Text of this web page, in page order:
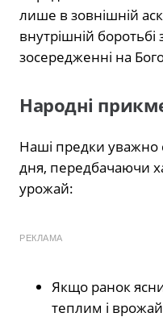
лише в зовнішній
внутрішній боротьбі
зосередженні на
Народні
Наші предки уважно
дня, передбачаючи
урожай:
РЕКЛАМА
Якщо ранок
теплим і